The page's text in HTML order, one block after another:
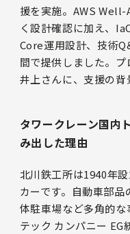
援を実施。AWS
く設計確認に加え、
Core運用設計、技術
間で提供しました。
井上さんに、支援の背
タワークレーン国内
み出した理由
北川鉄工所は1940年
カーです。自動車部
体駐車場など多角的
テック カンパニー